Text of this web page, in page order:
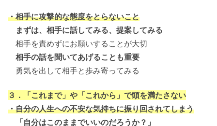
・相手に攻撃的な態度をとらないこと
まずは、相手に話してみる、提案してみる
相手を責めずにお願いすることが大切
相手の話を聞いてあげることも重要
勇気を出して相手と歩み寄ってみる
３．「これまで」や「これから」で頭を満たさない
・自分の人生への不安な気持ちに振り回されてしまう
「自分はこのままでいいのだろうか？」